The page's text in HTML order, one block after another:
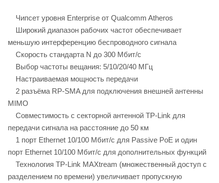
Чипсет уровня Enterprise от Qualcomm Atheros
Широкий диапазон рабочих частот обеспечивает
меньшую интерференцию беспроводного сигнала
Скорость стандарта N до 300 Мбит/с
Выбор частоты вещания: 5/10/20/40 МГц
Настраиваемая мощность передачи
2 разъёма RP-SMA для подключения внешней антенны
MIMO
Совместимость с секторной антенной TP-Link для
передачи сигнала на расстояние до 50 км
1 порт Ethernet 10/100 Мбит/с для Passive PoE и один
порт Ethernet 10/100 Мбит/с для дополнительных функций
Технология TP-Link MAXtream (множественный доступ с
разделением по времени) увеличивает пропускную